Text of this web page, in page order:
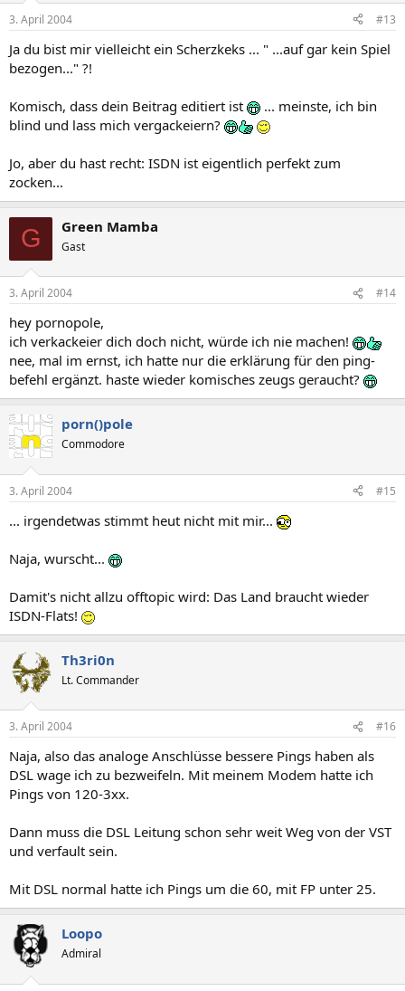
3. April 2004 #13
Ja du bist mir vielleicht ein Scherzkeks ... " ...auf gar kein Spiel
bezogen..." ?!
Komisch, dass dein Beitrag editiert ist
... meinste, ich bin
blind und lass mich vergackeiern?
Jo, aber du hast recht: ISDN ist eigentlich perfekt zum
zocken...
G Green Mamba
Gast
3. April 2004 #14
hey pornopole,
ich verkackeier dich doch nicht, würde ich nie machen!
nee, mal im ernst, ich hatte nur die erklärung für den ping-
befehl ergänzt. haste wieder komisches zeugs geraucht?
porn()pole
Commodore
3. April 2004 #15
... irgendetwas stimmt heut nicht mit mir...
Naja, wurscht...
Damit's nicht allzu offtopic wird: Das Land braucht wieder
ISDN-Flats!
Th3ri0n
Lt. Commander
3. April 2004 #16
Naja, also das analoge Anschlüsse bessere Pings haben als
DSL wage ich zu bezweifeln. Mit meinem Modem hatte ich
Pings von 120-3xx.
Dann muss die DSL Leitung schon sehr weit Weg von der VST
und verfault sein.
Mit DSL normal hatte ich Pings um die 60, mit FP unter 25.
Loopo
Admiral